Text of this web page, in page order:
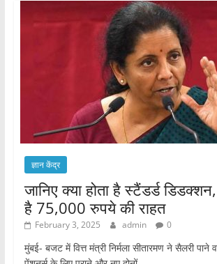
ज्ञान केंद्र
जानिए क्या होता है स्टैंडर्ड
है 75,000 रुपये की राहत
February 3, 2025 admin 0
मुंबई- बजट में वित्त मंत्री निर्मला सीतारमण ने सैलरी पाने